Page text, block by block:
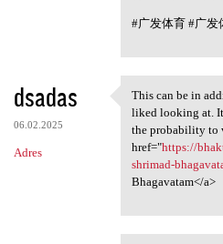
#广发体育 #广发
dsadas
06.02.2025
Adres
This can be in
This can be in
liked looking at.
the probability to
href="https://
shrimad-
Bhagavatam</a>